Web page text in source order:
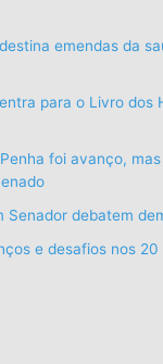
emendas da
para o Livro dos
foi avanço,
Senador debatem
e desafios nos 20